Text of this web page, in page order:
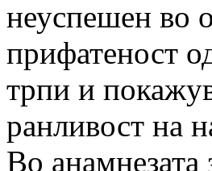
неуспешен во
прифатеност
трпи и
ранливост на
Во